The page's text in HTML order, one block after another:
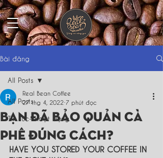
Bài đăng
All Posts
Tin tức- Hoạt động
All Posts
BẠN ĐÃ BẢO QUẢN CÀ
PHÊ ĐÚNG CÁCH?
Real Bean Coffee
27 thg 4, 2022 7 phút đọc
HAVE YOU STORED YOUR COFFEE IN